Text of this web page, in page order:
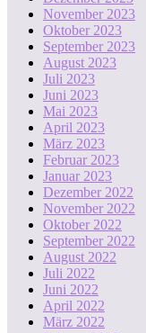
November 2023
Oktober 2023
September 2023
August 2023
Juli 2023
Juni 2023
Mai 2023
April 2023
März 2023
Februar 2023
Januar 2023
Dezember 2022
November 2022
Oktober 2022
September 2022
August 2022
Juli 2022
Juni 2022
April 2022
März 2022